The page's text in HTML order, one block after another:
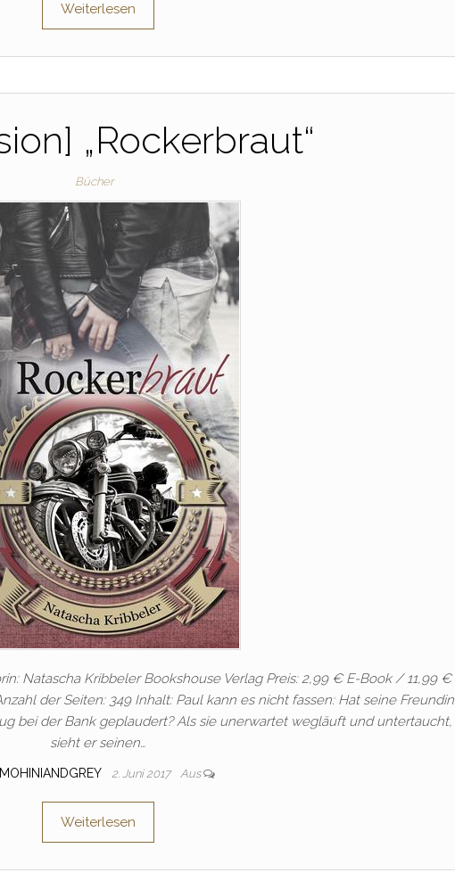
Weiterlesen
„Rockerbraut“
Bücher
Natascha Kribbeler Bookshouse Verlag Preis: 2,99 € E-Book / 11,99 €
der Seiten: 349 Inhalt: Paul kann es nicht fassen: Hat seine Freundin
bei der Bank geplaudert? Als sie unerwartet wegläuft und untertaucht,
sieht er seinen…
MOHINIANDGREY 2. Juni 2017 Aus
Weiterlesen